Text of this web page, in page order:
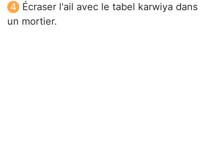
Écraser l'ail avec le tabel karwiya dans
un mortier.